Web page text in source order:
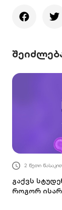
2 წუთი
გაქვს
როგორ